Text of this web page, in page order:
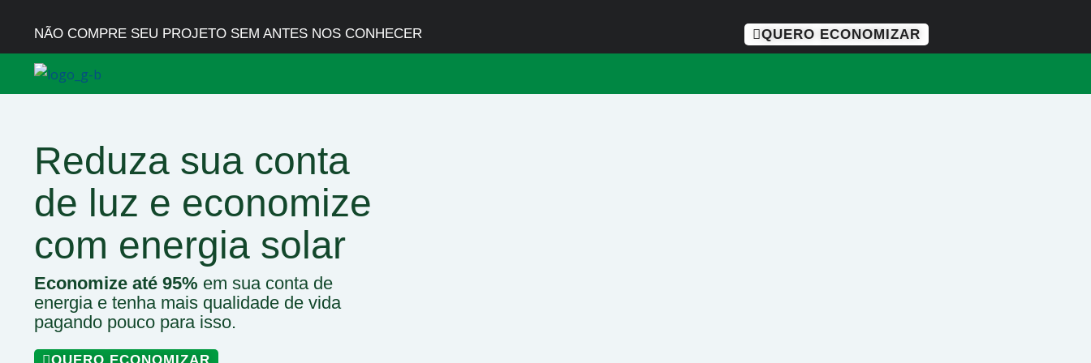
o
conteúdo
NÃO COMPRE SEU PROJETO SEM ANTES NOS CONHECER QUERO ECONOMIZAR
Reduza sua conta
de luz e economize
com energia solar
Economize até 95% em sua conta de
energia e tenha mais qualidade de vida
pagando pouco para isso.